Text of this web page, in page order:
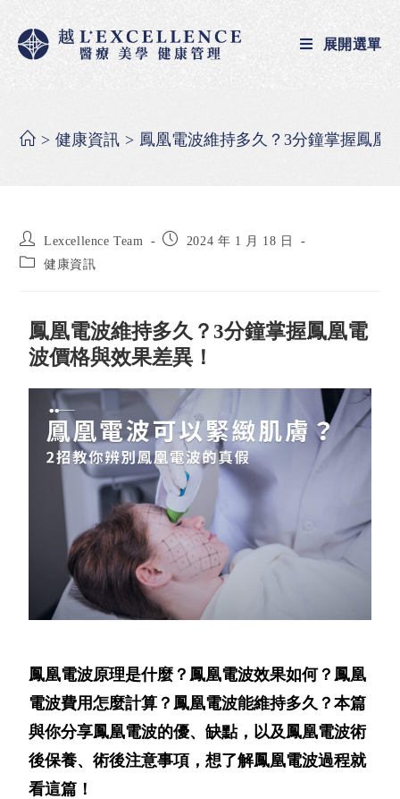
展開選單
> 健康資訊 > 鳳凰電波維持多久？3分鐘掌握鳳凰
Lexcellence Team
2024 年 1 月 18 日
健康資訊
鳳凰電波維持多久？3分鐘掌握鳳凰電
波價格與效果差異！
鳳凰電波原理是什麼？鳳凰電波效果如何？鳳凰
電波費用怎麼計算？鳳凰電波能維持多久？本篇
與你分享鳳凰電波的優、缺點，以及鳳凰電波術
後保養、術後注意事項，想了解鳳凰電波過程就
看這篇！